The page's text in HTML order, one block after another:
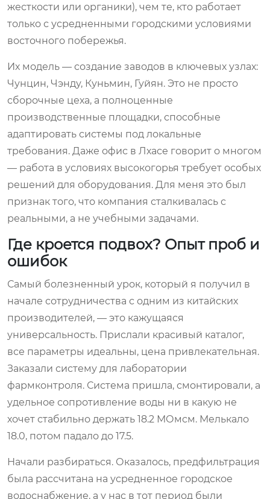
жесткости или органики), чем те, кто работает
только с усредненными городскими условиями
восточного побережья.
Их модель — создание заводов в ключевых узлах:
Чунцин, Чэнду, Куньмин, Гуйян. Это не просто
сборочные цеха, а полноценные
производственные площадки, способные
адаптировать системы под локальные
требования. Даже офис в Лхасе говорит о многом
— работа в условиях высокогорья требует особых
решений для оборудования. Для меня это был
признак того, что компания сталкивалась с
реальными, а не учебными задачами.
Где кроется подвох? Опыт проб и
ошибок
Самый болезненный урок, который я получил в
начале сотрудничества с одним из китайских
производителей, — это кажущаяся
универсальность. Прислали красивый каталог,
все параметры идеальны, цена привлекательная.
Заказали систему для лаборатории
фармконтроля. Система пришла, смонтировали, а
удельное сопротивление воды ни в какую не
хочет стабильно держать 18.2 МОмсм. Мелькало
18.0, потом падало до 17.5.
Начали разбираться. Оказалось, предфильтрация
была рассчитана на усредненное городское
водоснабжение, а у нас в тот период были